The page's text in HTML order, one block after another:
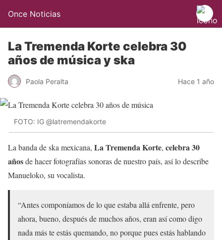
Once Noticias
La Tremenda Korte celebra 30
años de música y ska
Paola Peralta Hace 1 año
FOTO: IG @latremendakorte
La banda de ska mexicana, La Tremenda Korte, celebra 30
añosde hacer fotografías sonoras de nuestro país, así lo describe
Manueloko, su vocalista.
“Antes componíamos de lo que estaba allá enfrente, pero
ahora, bueno, después de muchos años, eran así como digo
nada más te estás quemando, no porque pues estás hablando